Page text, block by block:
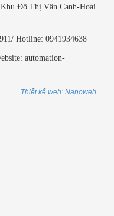
Khu Đô Thị Vân Canh-Hoài
Hotline: 0941934638
automation-
Thiết kế web: Nanoweb